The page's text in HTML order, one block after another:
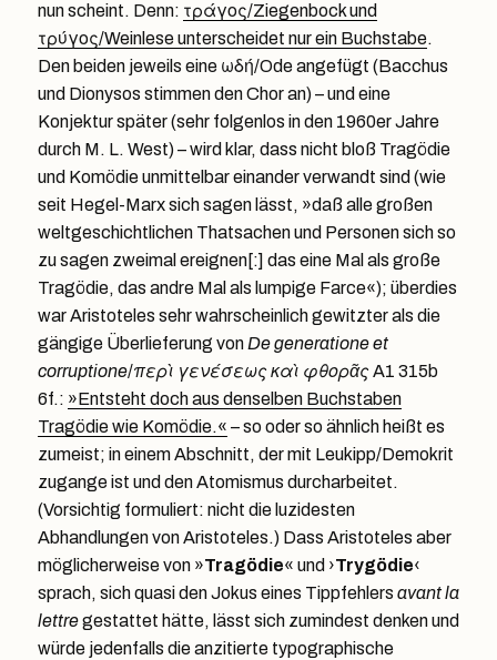
nun scheint. Denn: τράγος/Ziegenbock und
τρύγος/Weinlese unterscheidet nur ein Buchstabe.
Den beiden jeweils eine ωδή/Ode angefügt (Bacchus
und Dionysos stimmen den Chor an) – und eine
Konjektur später (sehr folgenlos in den 1960er Jahre
durch M. L. West) – wird klar, dass nicht bloß Tragödie
und Komödie unmittelbar einander verwandt sind (wie
seit Hegel-Marx sich sagen lässt, »daß alle großen
weltgeschichtlichen Thatsachen und Personen sich so
zu sagen zweimal ereignen[:] das eine Mal als große
Tragödie, das andre Mal als lumpige Farce«); überdies
war Aristoteles sehr wahrscheinlich gewitzter als die
gängige Überlieferung von De generatione et
corruptione/περὶ γενέσεως καὶ φθορᾶςA1 315b
6f.: »Entsteht doch aus denselben Buchstaben
Tragödie wie Komödie.« – so oder so ähnlich heißt es
zumeist; in einem Abschnitt, der mit Leukipp/Demokrit
zugange ist und den Atomismus durcharbeitet.
(Vorsichtig formuliert: nicht die luzidesten
Abhandlungen von Aristoteles.) Dass Aristoteles aber
möglicherweise von »Tragödie« und ›Trygödie‹
sprach, sich quasi den Jokus eines Tippfehlers avant la
lettregestattet hätte, lässt sich zumindest denken und
würde jedenfalls die anzitierte typographische